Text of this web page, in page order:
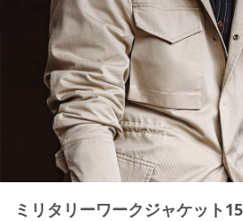
ミリタリーワークジャケット